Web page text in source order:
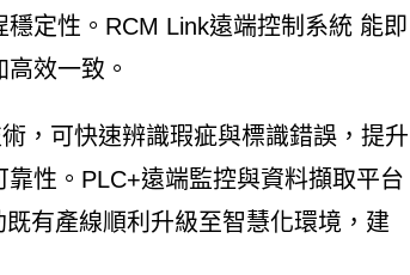
定性。RCM Link遠端控制系統 能即
效一致。
，可快速辨識瑕疵與標識錯誤，提升
性。PLC+遠端監控與資料擷取平台
有產線順利升級至智慧化環境，建